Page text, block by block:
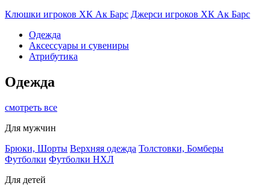
Клюшки игроков ХК Ак Барс Джерси игроков ХК Ак Барс
Одежда
Аксессуары и сувениры
Атрибутика
Одежда
смотреть все
Для мужчин
Брюки, Шорты Верхняя одежда Толстовки, Бомберы
Футболки Футболки НХЛ
Для детей